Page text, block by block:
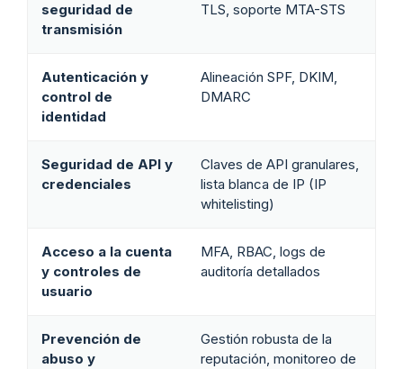
seguridad de
transmisión
TLS, soporte MTA-STS
Autenticación y
control de
identidad
Alineación SPF, DKIM,
DMARC
Seguridad de API y
credenciales
Claves de API granulares,
lista blanca de IP (IP
whitelisting)
Acceso a la cuenta
y controles de
usuario
MFA, RBAC, logs de
auditoría detallados
Prevención de
abuso y
Gestión robusta de la
reputación, monitoreo de